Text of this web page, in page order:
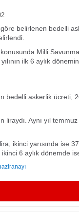
göre belirlenen bedelli
Milli Savunma
ilk 6 aylık
askerlik ücreti,
Aynı yıl
ikinci yarısında ise
6 aylık dönemde